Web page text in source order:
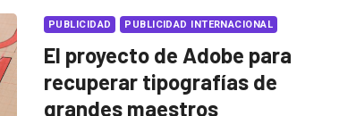
PUBLICIDAD PUBLICIDAD INTERNACIONAL
El proyecto de Adobe para
recuperar tipografías de
grandes maestros